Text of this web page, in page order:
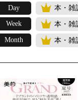
Day 本・雑
Week 本・雑
Month 本・雑